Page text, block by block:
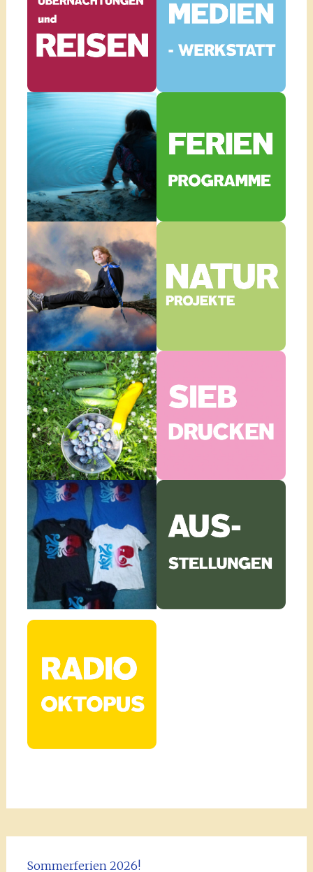
Sommerferien 2026!